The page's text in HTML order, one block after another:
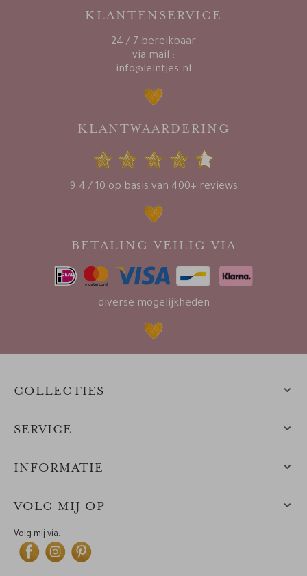
KLANTENSERVICE
24 / 7 bereikbaar
via mail :
info@leintjes.nl
KLANTWAARDERING
9.4 / 10 op basis van 400+ reviews
BETALING VEILIG VIA
diverse mogelijkheden
COLLECTIES
SERVICE
INFORMATIE
VOLG MIJ OP
Volg mij via: